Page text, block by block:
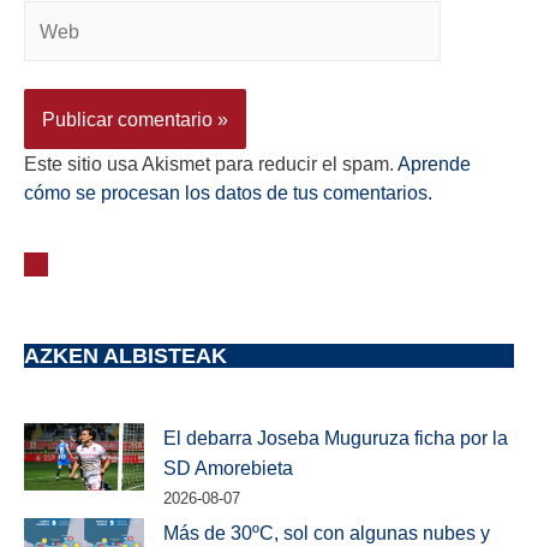
Este sitio usa Akismet para reducir el spam. Aprende
cómo se procesan los datos de tus comentarios.
AZKEN ALBISTEAK
El debarra Joseba Muguruza ficha por la
SD Amorebieta
2026-08-07
Más de 30ºC, sol con algunas nubes y